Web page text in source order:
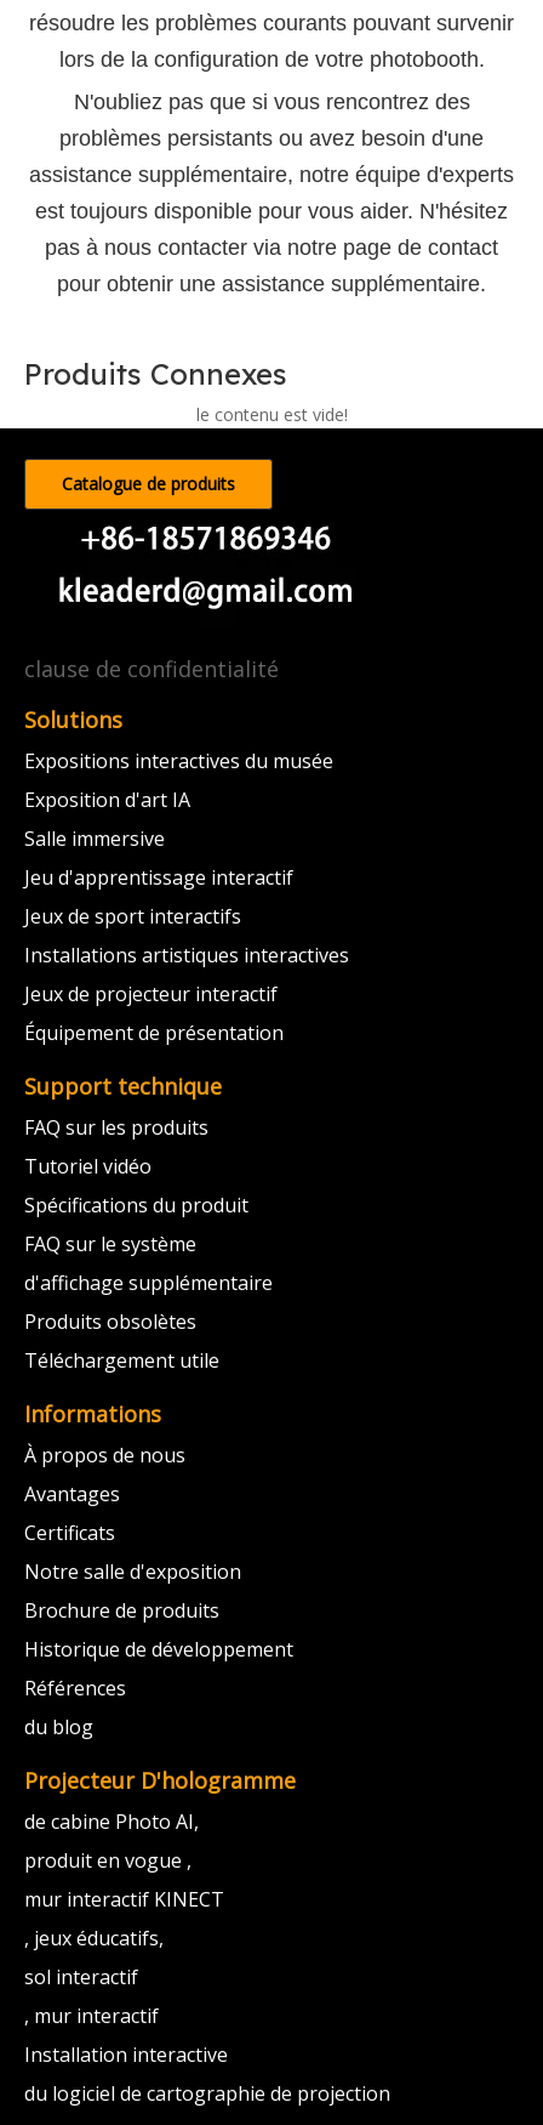
résoudre les problèmes courants pouvant survenir
lors de la configuration de votre photobooth.
N'oubliez pas que si vous rencontrez des
problèmes persistants ou avez besoin d'une
assistance supplémentaire, notre équipe d'experts
est toujours disponible pour vous aider. N'hésitez
pas à nous contacter via notre page de contact
pour obtenir une assistance supplémentaire.
Produits Connexes
le contenu est vide!
Catalogue de produits
clause de confidentialité
Solutions
Expositions interactives du musée
Exposition d'art IA
Salle immersive
Jeu d'apprentissage interactif
Jeux de sport interactifs
Installations artistiques interactives
Jeux de projecteur interactif
Équipement de présentation
Support technique
FAQ sur les produits
Tutoriel vidéo
Spécifications du produit
FAQ sur le système
d'affichage supplémentaire
Produits obsolètes
Téléchargement utile
Informations
À propos de nous
Avantages
Certificats
Notre salle d'exposition
Brochure de produits
Historique de développement
Références
du blog
Projecteur D'hologramme
de cabine Photo AI,
produit en vogue ,
mur interactif KINECT
, jeux éducatifs,
sol interactif
, mur interactif
Installation interactive
du logiciel de cartographie de projection